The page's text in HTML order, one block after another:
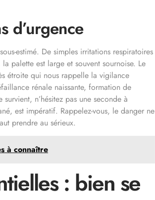
d’urgence
estimé. De simples irritations respiratoires
palette est large et souvent sournoise. Le
étroite qui nous rappelle la vigilance
rénale naissante, formation de
n’hésitez pas une seconde à
est impératif. Rappelez-vous, le danger ne
prendre au sérieux.
à connaître
: bien se